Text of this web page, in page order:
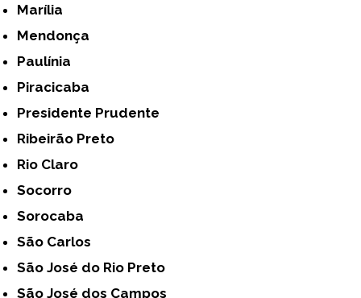
Marília
Mendonça
Paulínia
Piracicaba
Presidente Prudente
Ribeirão Preto
Rio Claro
Socorro
Sorocaba
São Carlos
São José do Rio Preto
São José dos Campos